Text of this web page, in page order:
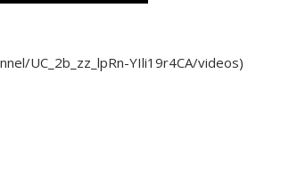
UC_2b_zz_lpRn-YIli19r4CA/videos)